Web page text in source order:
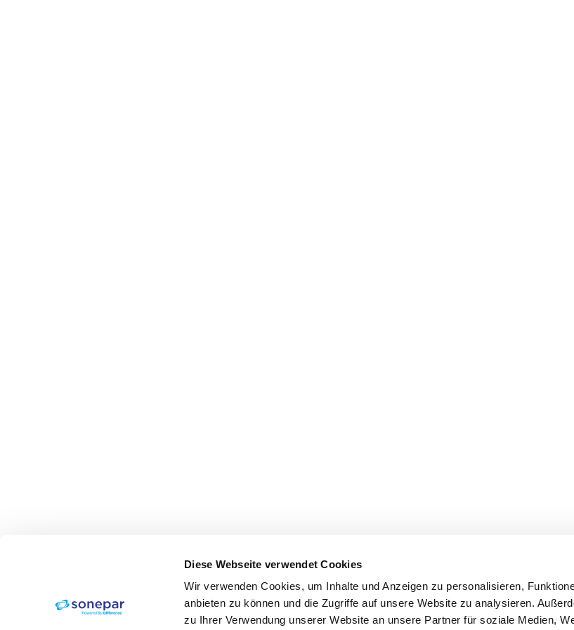
Diese Webseite verwendet Cookies
Wir verwenden Cookies, um Inhalte und Anzeigen zu personalisieren,
anbieten zu können und die Zugriffe auf unsere Website zu analysieren.
zu Ihrer Verwendung unserer Website an unsere Partner für soziale Medien,